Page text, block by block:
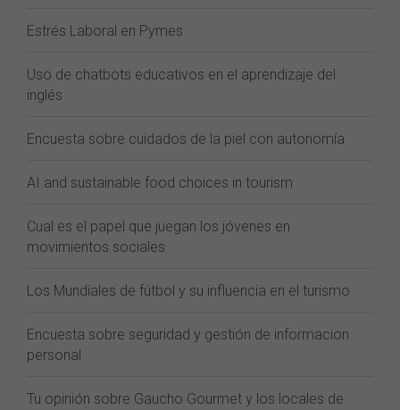
Estrés Laboral en Pymes
Uso de chatbots educativos en el aprendizaje del
inglés
Encuesta sobre cuidados de la piel con autonomía
AI and sustainable food choices in tourism
Cual es el papel que juegan los jóvenes en
movimientos sociales
Los Mundiales de fútbol y su influencia en el turismo
Encuesta sobre seguridad y gestión de informacion
personal
Tu opinión sobre Gaucho Gourmet y los locales de